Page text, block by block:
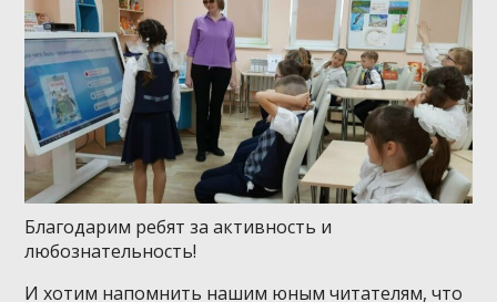
Благодарим ребят за активность и
любознательность!
И хотим напомнить нашим юным читателям, что